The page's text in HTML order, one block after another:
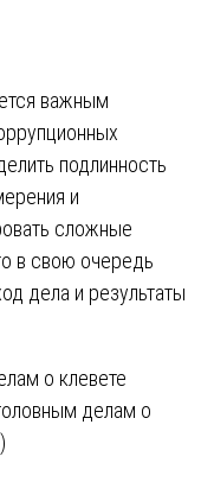
важным
подлинность
и
сложные
в свою очередь
дела и результаты
о клевете
делам о